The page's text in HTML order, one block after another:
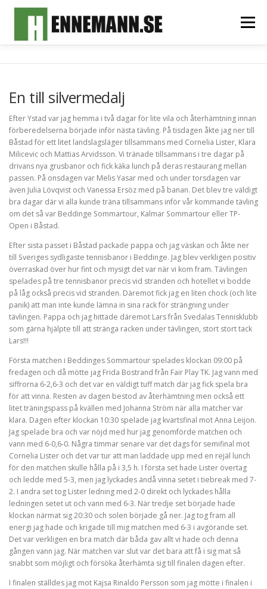
Hoppa
Meny
En till silvermedalj
Efter Ystad var jag hemma i två dagar för lite vila och återhämtning innan
förberedelserna började inför nästa tävling. På tisdagen åkte jag ner till
Båstad för ett litet landslagsläger tillsammans med Cornelia Lister, Klara
Milicevic och Mattias Arvidsson. Vi tränade tillsammans i tre dagar på
drivans nya grusbanor och fick käka lunch på deras restaurang mellan
passen. På onsdagen var Melis Yasar med och under torsdagen var
även Julia Lövqvist och Vanessa Ersöz med på banan. Det blev tre väldigt
bra dagar där vi alla kunde träna tillsammans inför vår kommande tävling
om det så var Beddinge Sommartour, Kalmar Sommartour eller TP-
Open i Båstad.
Efter sista passet i Båstad packade pappa och jag väskan och åkte ner
till Sveriges sydligaste tennisbanor i Beddinge. Jag blev verkligen positiv
överraskad över hur fint och mysigt det var när vi kom fram. Tävlingen
spelades på tre tennisbanor precis vid stranden och hotellet vi bodde
på låg också precis vid stranden. Däremot fick jag en liten chock (och lite
panik) att man inte kunde lämna in sina rack för strängning under
tävlingen. Pappa och jag hittade däremot Lars från Svedalas Tennisklubb
som gärna hjälpte till att stränga racken under tävlingen, stort stort tack
Lars!!!
Första matchen i Beddinges Sommartour spelades klockan 09:00 på
fredagen och då mötte jag Frida Bostrand från Fair Play TK. Jag vann med
siffrorna 6-2,6-3 och det var en väldigt tuff match där jag fick spela bra
för att vinna. Resten av dagen bestod av återhämtning men också ett
litet träningspass på kvällen med Johanna Ström när alla matcher var
klara. Dagen efter klockan 10:30 spelade jag kvartsfinal mot Anna Leijon.
Jag spelade bra och var nöjd med hur jag genomförde matchen och
vann med 6-0,6-0. Några timmar senare var det dags för semifinal mot
Cornelia Lister och det var tur att man laddade upp med en rejäl lunch
för den matchen skulle hålla på i 3,5 h. I första set hade Lister övertag
och ledde med 5-3, men jag lyckades ändå vinna setet i tiebreak med 7-
2. I andra set tog Lister ledning med 2-0 direkt och lyckades hålla
ledningen setet ut och vann med 6-3. När tredje set började hade
klockan närmat sig 20:30 och solen började gå ner. Jag tog fram all
energi jag hade och krigade till mig matchen med 6-3 i avgörande set.
Det var verkligen en bra match där båda gav allt vi hade och denna
gången vann jag. När matchen var slut var det bara att få i sig mat så
snabbt som möjligt och försöka återhämta sig till finalen dagen efter.
I finalen ställdes jag mot Kajsa Rinaldo Persson som jag mötte i finalen i